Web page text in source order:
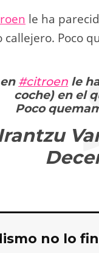
le ha
callejero. Poco
#citroen le
coche) en el
Poco
no lo